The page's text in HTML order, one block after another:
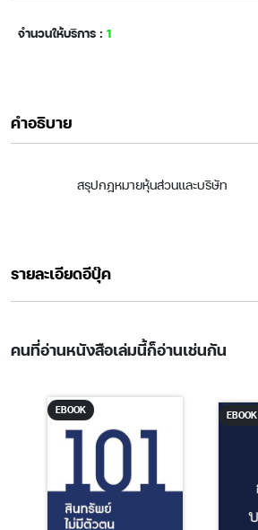
จำนวนให้บริการ : 1
คำอธิบาย
สรุปกฎหมายหุ้นส่วนและบริษัท
รายละเอียดอีบุ๊ค
คนที่อ่านหนังสือเล่มนี้ก็อ่านเช่นกัน
EBOOK EBOOK